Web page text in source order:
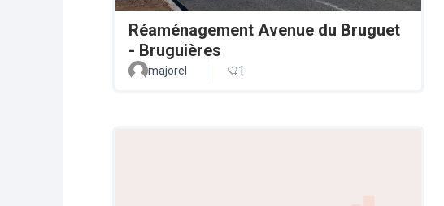
Réaménagement Avenue du Bruguet
- Bruguières
majorel 1